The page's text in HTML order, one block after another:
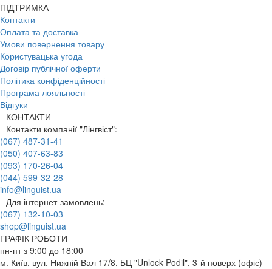
ПІДТРИМКА
Контакти
Оплата та доставка
Умови повернення товару
Користувацька угода
Договір публічної оферти
Політика конфіденційності
Програма лояльності
Відгуки
КОНТАКТИ
Контакти компанії "Лінгвіст":
(067) 487-31-41
(050) 407-63-83
(093) 170-26-04
(044) 599-32-28
info@linguist.ua
Для інтернет-замовлень:
(067) 132-10-03
shop@linguist.ua
ГРАФІК РОБОТИ
пн-пт з 9:00 до 18:00
м. Київ, вул. Нижній Вал 17/8, БЦ "Unlock Podil", 3-й поверх (офіс)